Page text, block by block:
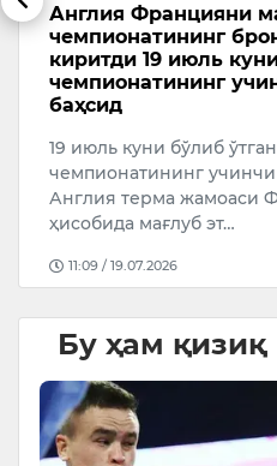
Англия Францияни
чемпионатининг
киритди 19 июль
чемпионатининг
баҳсид
19 июль куни бўлиб
чемпионатининг
Англия терма жамоаси
ҳисобида мағлуб эт…
11:09 / 19.07.2026
Бу ҳам қизиқ